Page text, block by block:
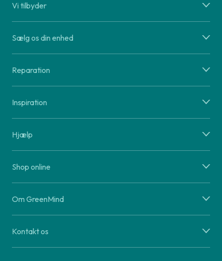
Vi tilbyder
Sælg os din enhed
Reparation
Inspiration
Hjælp
Shop online
Om GreenMind
Kontakt os